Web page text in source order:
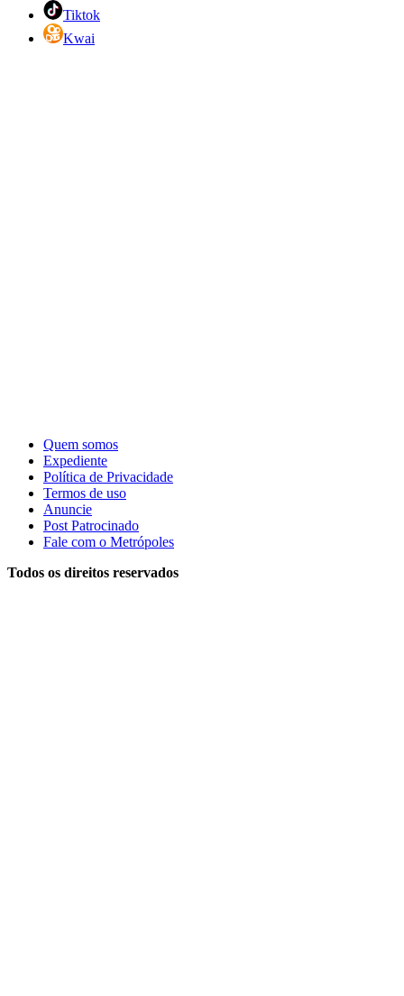
Tiktok
Kwai
Quem somos
Expediente
Política de Privacidade
Termos de uso
Anuncie
Post Patrocinado
Fale com o Metrópoles
Todos os direitos reservados